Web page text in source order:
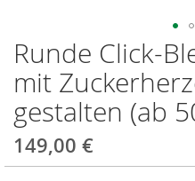
Runde Click-
mit
gestalten (ab
149,00 €
Zum
Anfang
der
Bildgalerie
springen